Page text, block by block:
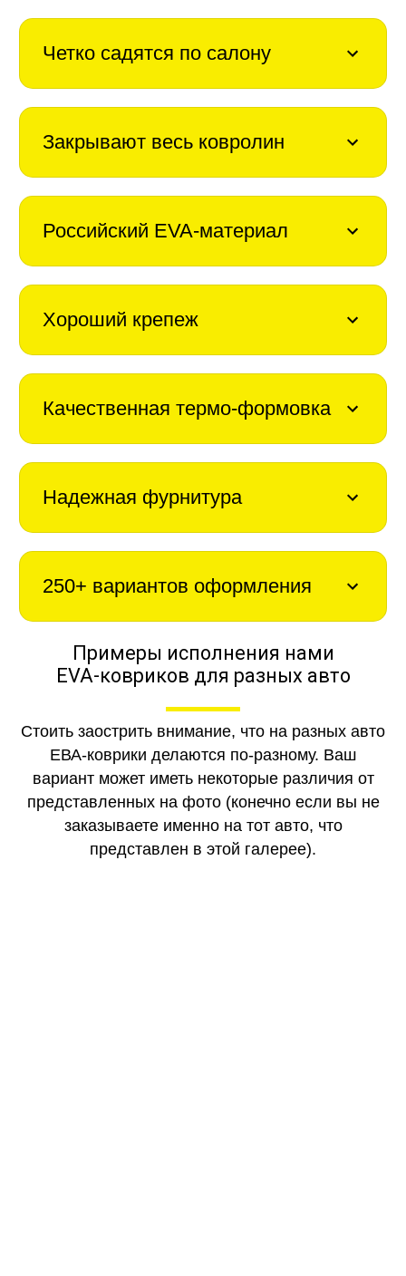
Четко садятся по салону
Закрывают весь ковролин
Российский EVA-материал
Хороший крепеж
Качественная термо-формовка
Надежная фурнитура
250+ вариантов оформления
Примеры исполнения нами
EVA-ковриков для разных авто
Стоить заострить внимание, что на разных авто
ЕВА-коврики делаются по-разному. Ваш
вариант может иметь некоторые различия от
представленных на фото (конечно если вы не
заказываете именно на тот авто, что
представлен в этой галерее).